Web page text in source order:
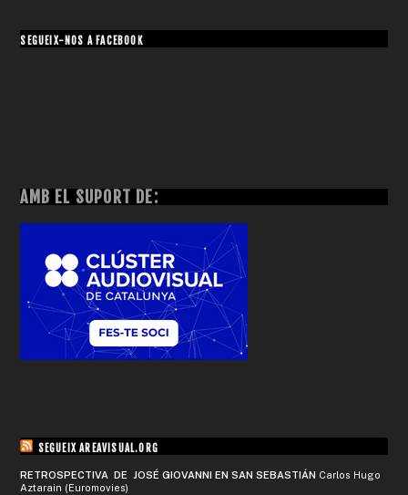
SEGUEIX-NOS A FACEBOOK
AMB EL SUPORT DE:
SEGUEIX AREAVISUAL.ORG
RETROSPECTIVA DE JOSÉ GIOVANNI EN SAN SEBASTIÁN Carlos Hugo
Aztarain (Euromovies)